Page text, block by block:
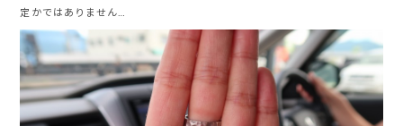
定かではありません…